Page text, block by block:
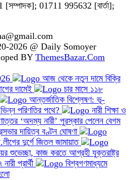
01711 995632 [বার্তা];
2026 @ Daily Somoyer
BYThemesBazar.Com
আজ থেকে নতুন দামে বিক্রি
দামেই
চার মাসে ১১৮
আন্তর্জাতিক বিশ্লেষণ: ভূ-
পরিণতির পথে?
নারী শিক্ষা ও
‘অদম্য নারী’ পুরস্কার পেলেন বেগম
দায়িত্ব বণ্টন ঘোষণা
দুর্গে জিতল জামায়াত
শুভেচ্ছা, কাজ করতে আগ্রহী যুক্তরাষ্ট্র
প্রার্থী
বিশ্বগণমাধ্যমে